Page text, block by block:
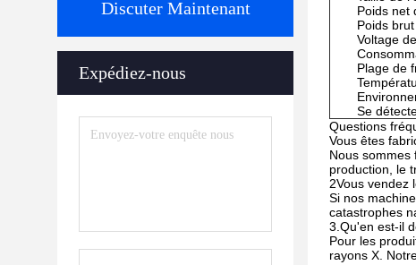
Discuter Maintenant
Expédiez-nous
Poids net
Poids
Voltage
Plage de
Se
Questions
Vous êtes
Nous sommes
production, le
2Vous vendez
Si nos
catastrophes
3.Qu'en est-il
Pour les
rayons X.